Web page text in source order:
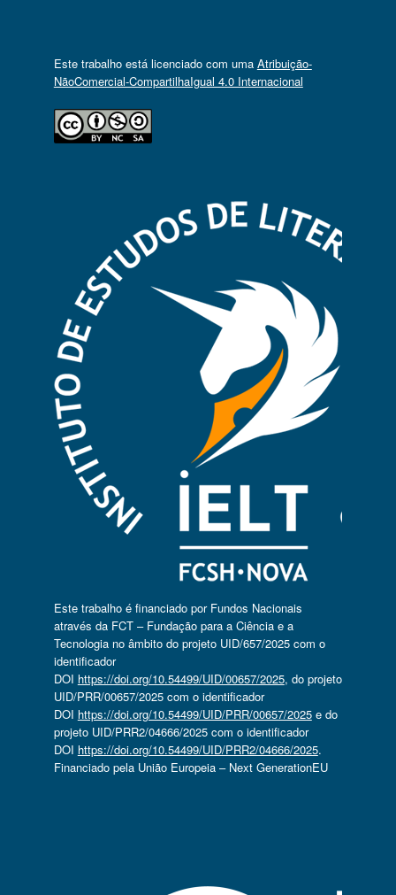
Este trabalho está licenciado com uma Atribuição-
NãoComercial-CompartilhaIgual 4.0 Internacional
Este trabalho é financiado por Fundos Nacionais
através da FCT – Fundação para a Ciência e a
Tecnologia no âmbito do projeto UID/657/2025 com o
identificador
DOI https://doi.org/10.54499/UID/00657/2025, do projeto
UID/PRR/00657/2025 com o identificador
DOI https://doi.org/10.54499/UID/PRR/00657/2025e do
projeto UID/PRR2/04666/2025 com o identificador
DOI https://doi.org/10.54499/UID/PRR2/04666/2025.
Financiado pela União Europeia – Next GenerationEU